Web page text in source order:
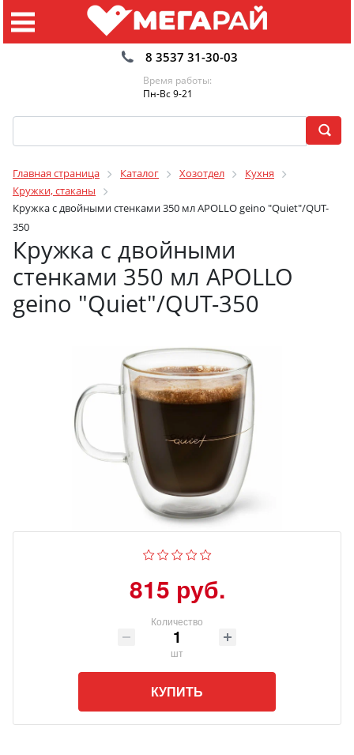
8 3537 31-30-03
Время работы:
Пн-Вс 9-21
Главная страница Каталог Хозотдел
Кухня
Кружки, стаканы
Кружка с двойными стенками 350 мл APOLLO geino "Quiet"/QUT-
350
Кружка с двойными
стенками 350 мл APOLLO
geino "Quiet"/QUT-350
815 руб.
Количество
шт
КУПИТЬ